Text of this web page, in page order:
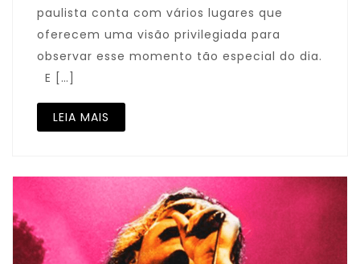
paulista conta com vários lugares que
oferecem uma visão privilegiada para
observar esse momento tão especial do dia.
E […]
LEIA MAIS